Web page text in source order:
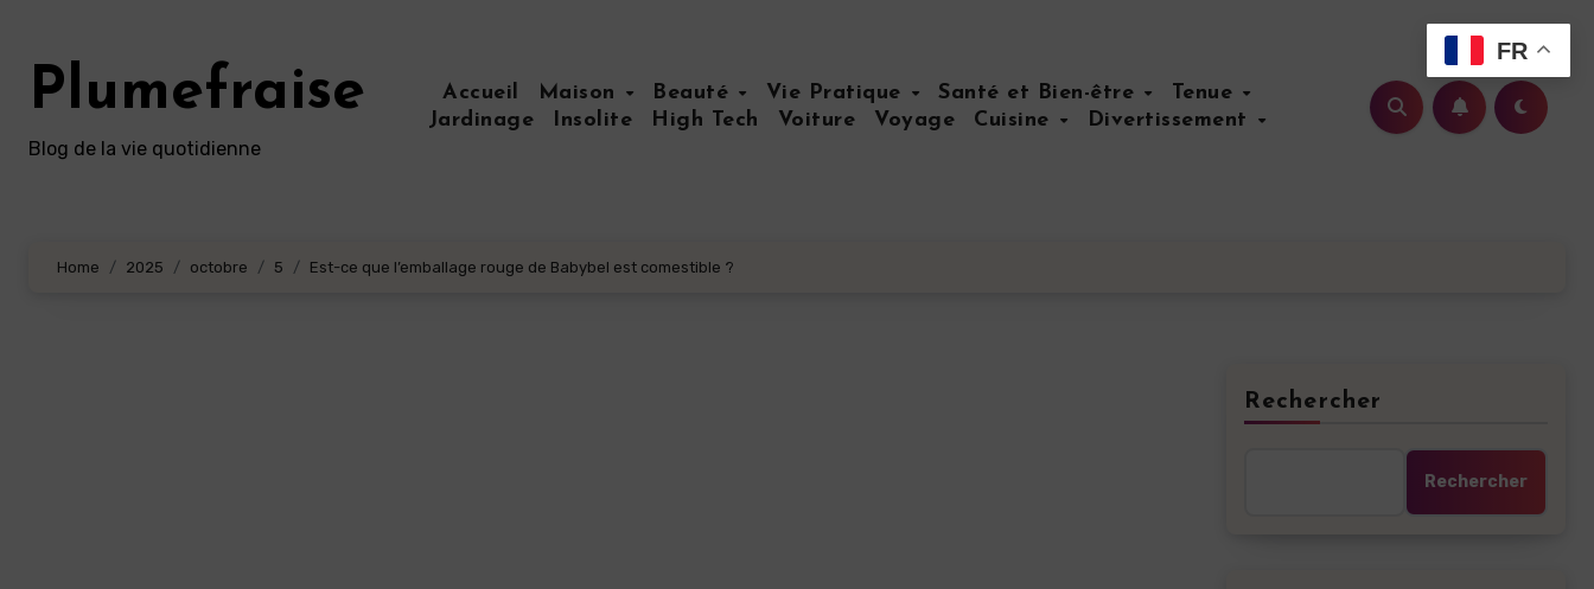
contenu
principalPlumefraise
Blog de la vie quotidienne
Accueil Maison Beauté Vie Pratique Santé et Bien-être
Tenue
Jardinage
Insolite High Tech Voiture Voyage Cuisine Divertissement
Home 2025 octobre 5 Est-ce que l’emballage rouge de Babybel est comestible ?
Rechercher
Rechercher
FR